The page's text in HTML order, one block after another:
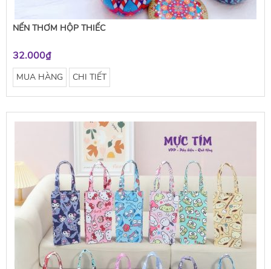
NẾN THƠM HỘP THIẾC
32.000₫
MUA HÀNG CHI TIẾT